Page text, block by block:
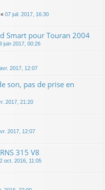
« 07 juil. 2017, 16:30
Smart pour Touran 2004
juin 2017, 00:26
2017, 12:07
son, pas de prise en
2017, 21:20
2017, 12:07
315 V8
oct. 2016, 11:05